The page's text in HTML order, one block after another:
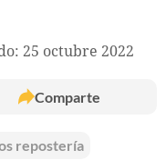
25 octubre 2022
Comparte
repostería